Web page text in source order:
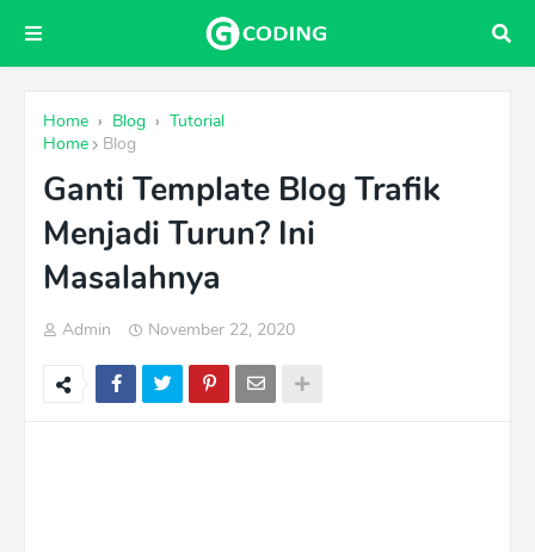
Home › Blog › Tutorial
Home
Blog
Ganti Template Blog Trafik
Menjadi Turun? Ini
Masalahnya
Admin November 22, 2020